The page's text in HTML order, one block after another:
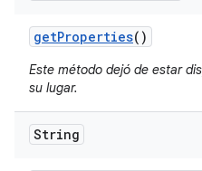
getProperties()
Este método dejó de estar
su lugar.
String